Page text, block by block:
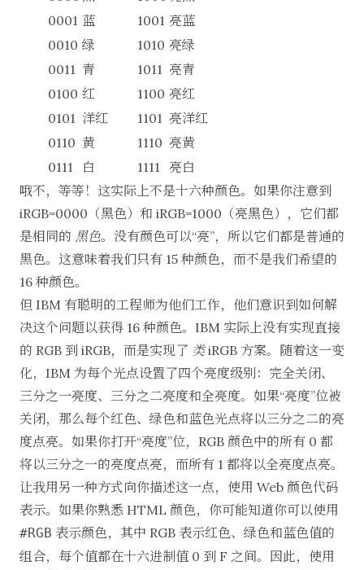
0001 蓝 1001 亮蓝
0010 绿 1010 亮绿
0011 青 1011 亮青
0100 红 1100 亮红
0101 洋红 1101 亮洋红
0110 黄 1110 亮黄
0111
白 1111 亮白
哦不，等等！这实际上不是十六种颜色。如果你注意到
iRGB=0000（黑色）和 iRGB=1000（亮黑色），它们都
是相同的 黑色。没有颜色可以“亮”，所以它们都是普通的
黑色。这意味着我们只有 15 种颜色，而不是我们希望的
16 种颜色。
但 IBM 有聪明的工程师为他们工作，他们意识到如何解
决这个问题以获得 16 种颜色。IBM 实际上没有实现直接
的 RGB 到 iRGB，而是实现了 类iRGB 方案。随着这一变
化，IBM 为每个光点设置了四个亮度级别：完全关闭、
三分之一亮度、三分之二亮度和全亮度。如果“亮度”位被
关闭，那么每个红色、绿色和蓝色光点将以三分之二的亮
度点亮。如果你打开“亮度”位，RGB 颜色中的所有 0 都
将以三分之一的亮度点亮，而所有 1 都将以全亮度点亮。
让我用另一种方式向你描述这一点，使用 Web 颜色代码
表示。如果你熟悉 HTML 颜色，你可能知道你可以使用
#RGB 表示颜色，其中 RGB 表示红色、绿色和蓝色值的
组合，每个值都在十六进制值 0 到 F 之间。因此，使用